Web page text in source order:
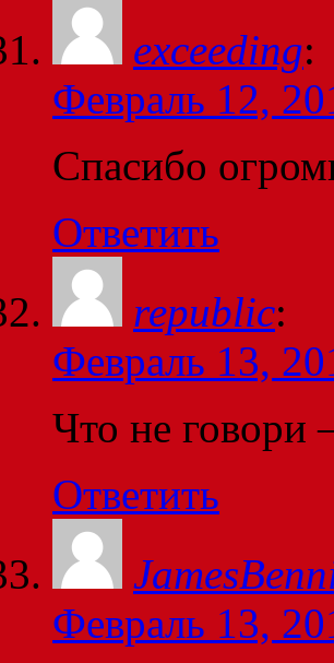
exceeding:
Февраль 12,
Спасибо
Ответить
republic:
Февраль 13,
Что не говори
Ответить
Февраль 13,